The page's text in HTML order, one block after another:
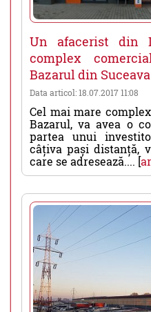
Un afacerist din
complex
Bazarul din Suceava
Data articol: 18.07.2017 11:08
Cel mai mare
Bazarul, va avea o
partea unui
câțiva pași distanță,
care se adresează.... [